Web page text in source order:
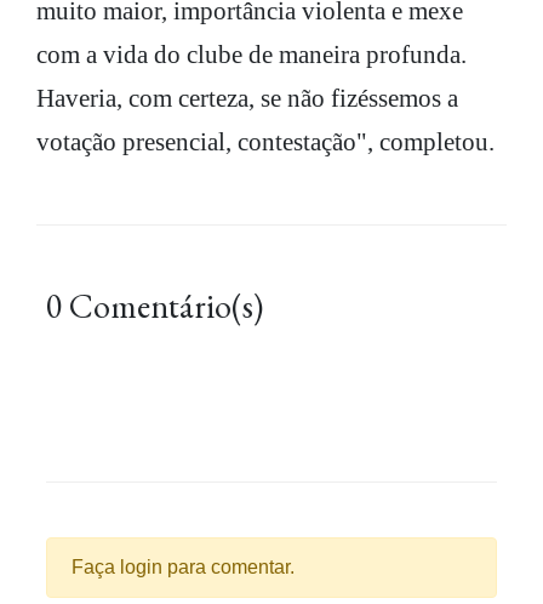
muito maior, importância violenta e mexe
com a vida do clube de maneira profunda.
Haveria, com certeza, se não fizéssemos a
votação presencial, contestação", completou.
0 Comentário(s)
Faça login para comentar.